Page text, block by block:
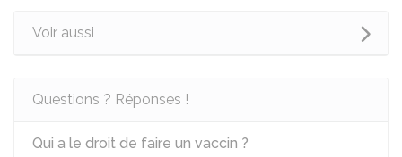
Voir aussi
Questions ? Réponses !
Qui a le droit de faire un vaccin ?